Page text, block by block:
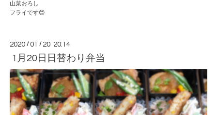
山菜おろし
フライです😊
2020 /01 / 20 20:14
1月20日日替わり弁当